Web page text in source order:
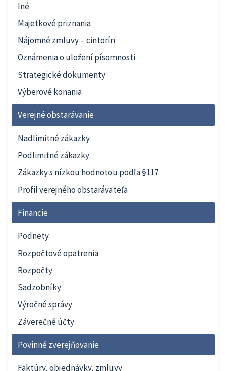
Iné
Majetkové priznania
Nájomné zmluvy – cintorín
Oznámenia o uložení písomnosti
Strategické dokumenty
Výberové konania
Verejné obstarávanie
Nadlimitné zákazky
Podlimitné zákazky
Zákazky s nízkou hodnotou podľa §117
Profil verejného obstarávateľa
Financie
Podnety
Rozpočtové opatrenia
Rozpočty
Sadzobníky
Výročné správy
Záverečné účty
Povinné zverejňovanie
Faktúry, objednávky, zmluvy